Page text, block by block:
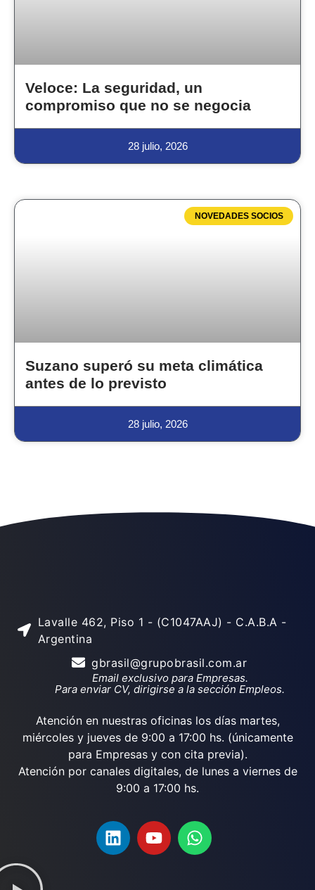
Veloce: La seguridad, un
compromiso que no se negocia
28 julio, 2026
NOVEDADES SOCIOS
Suzano superó su meta climática
antes de lo previsto
28 julio, 2026
Lavalle 462, Piso 1 - (C1047AAJ) - C.A.B.A -
Argentina
gbrasil@grupobrasil.com.ar
Email exclusivo para Empresas.
Para enviar CV, dirigirse a la sección Empleos.
Atención en nuestras oficinas los días martes,
miércoles y jueves de 9:00 a 17:00 hs. (únicamente
para Empresas y con cita previa).
Atención por canales digitales, de lunes a viernes de
9:00 a 17:00 hs.